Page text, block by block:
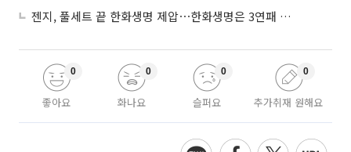
젠지, 풀세트 끝 한화생명 제압⋯한화생명은 3연패 수렁
좋아요
0
화나요
0
슬퍼요
0
추가취재 원해요
0